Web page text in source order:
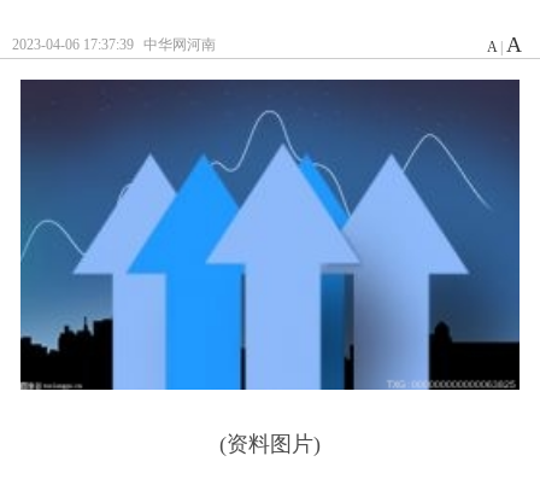
2023-04-06 17:37:39 中华网河南 A| A
(资料图片)